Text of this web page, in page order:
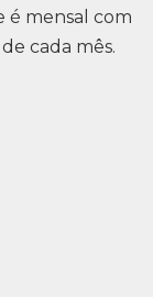
é mensal com
cada mês.